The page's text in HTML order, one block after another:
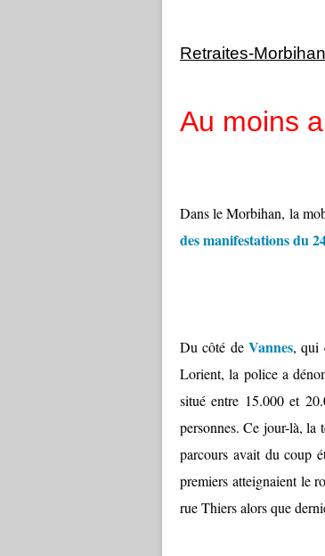
Retraites-
Au moins
Dans le Morbihan, la
des manifestations du
Du côté de Vannes, qui
Lorient, la police a
situé entre 15.000 et
personnes. Ce jour-là, la
parcours avait du coup
premiers atteignaient le
rue Thiers alors que